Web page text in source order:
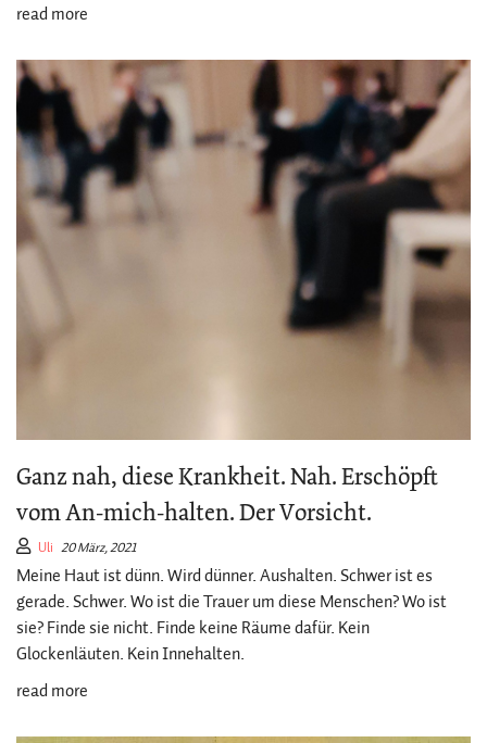
read more
Ganz nah, diese Krankheit. Nah. Erschöpft
vom An-mich-halten. Der Vorsicht.
Uli 20 März, 2021
Meine Haut ist dünn. Wird dünner. Aushalten. Schwer ist es
gerade. Schwer. Wo ist die Trauer um diese Menschen? Wo ist
sie? Finde sie nicht. Finde keine Räume dafür. Kein
Glockenläuten. Kein Innehalten.
read more